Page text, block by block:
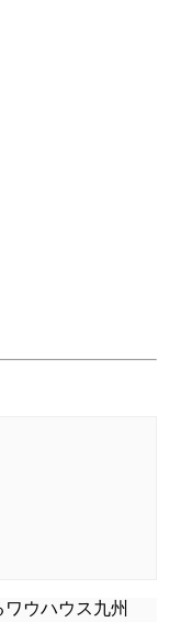
ウハウス九州